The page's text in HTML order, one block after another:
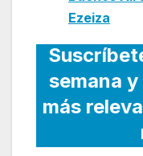
Ezeiza
semana
más